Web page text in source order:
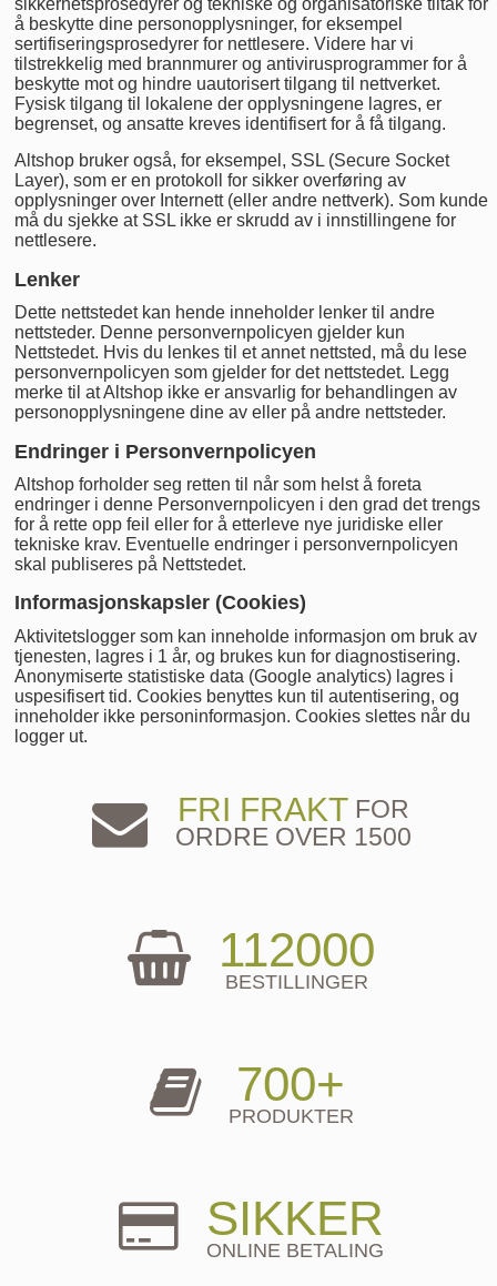
å beskytte dine personopplysninger, for eksempel
sertifiseringsprosedyrer for nettlesere. Videre har vi
tilstrekkelig med brannmurer og antivirusprogrammer for å
beskytte mot og hindre uautorisert tilgang til nettverket.
Fysisk tilgang til lokalene der opplysningene lagres, er
begrenset, og ansatte kreves identifisert for å få tilgang.
Altshop bruker også, for eksempel, SSL (Secure Socket
Layer), som er en protokoll for sikker overføring av
opplysninger over Internett (eller andre nettverk). Som kunde
må du sjekke at SSL ikke er skrudd av i innstillingene for
nettlesere.
Lenker
Dette nettstedet kan hende inneholder lenker til andre
nettsteder. Denne personvernpolicyen gjelder kun
Nettstedet. Hvis du lenkes til et annet nettsted, må du lese
personvernpolicyen som gjelder for det nettstedet. Legg
merke til at Altshop ikke er ansvarlig for behandlingen av
personopplysningene dine av eller på andre nettsteder.
Endringer i Personvernpolicyen
Altshop forholder seg retten til når som helst å foreta
endringer i denne Personvernpolicyen i den grad det trengs
for å rette opp feil eller for å etterleve nye juridiske eller
tekniske krav. Eventuelle endringer i personvernpolicyen
skal publiseres på Nettstedet.
Informasjonskapsler (Cookies)
Aktivitetslogger som kan inneholde informasjon om bruk av
tjenesten, lagres i 1 år, og brukes kun for diagnostisering.
Anonymiserte statistiske data (Google analytics) lagres i
uspesifisert tid. Cookies benyttes kun til autentisering, og
inneholder ikke personinformasjon. Cookies slettes når du
logger ut.
FRI FRAKTFOR
ORDRE OVER 1500
112000
BESTILLINGER
700+
PRODUKTER
SIKKER
ONLINE BETALING